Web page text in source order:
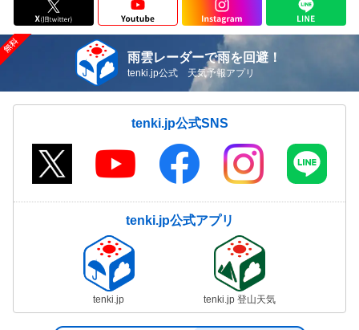
雨雲レーダーで雨を回避！
tenki.jp公式 天気予報アプリ
tenki.jp公式SNS
tenki.jp公式アプリ
tenki.jp tenki.jp 登山天気